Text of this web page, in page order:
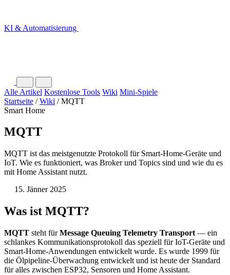
KI & Automatisierung
Alle Artikel Kostenlose Tools Wiki Mini-Spiele
Startseite / Wiki / MQTT
Smart Home
MQTT
MQTT ist das meistgenutzte Protokoll für Smart-Home-Geräte und
IoT. Wie es funktioniert, was Broker und Topics sind und wie du es
mit Home Assistant nutzt.
15. Jänner 2025
Was ist MQTT?
MQTT steht fürMessage Queuing Telemetry Transport — ein
schlankes Kommunikationsprotokoll das speziell für IoT-Geräte und
Smart-Home-Anwendungen entwickelt wurde. Es wurde 1999 für
die Ölpipeline-Überwachung entwickelt und ist heute der Standard
für alles zwischen ESP32, Sensoren und Home Assistant.